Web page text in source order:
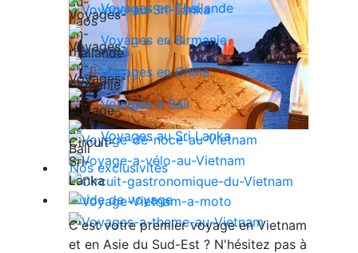
Voyages en Thailande
Voyages en Birmanie
Voyages en Chine
Voyages à Bali
Voyages au Sri Lanka
Nos exclusivités
Guide de voyage
C'est votre premier voyage en Vietnam
et en Asie du Sud-Est ? N'hésitez pas à